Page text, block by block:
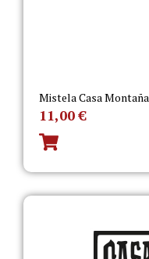
Mistela Casa Montaña
11,00€